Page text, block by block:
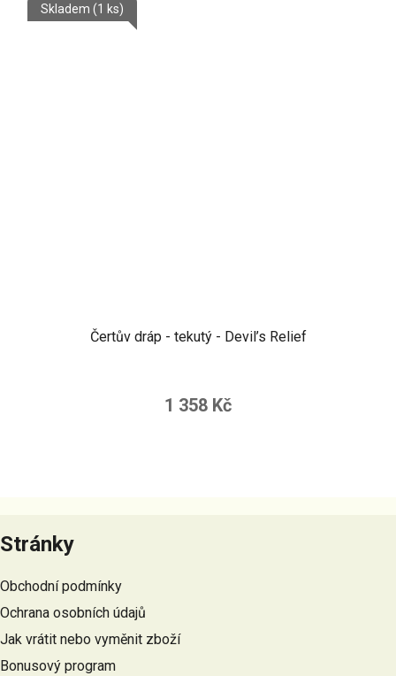
Čertův dráp - tekutý - Devil’s Relief
Skladem (1 ks)
1 358 Kč
á
p
a
t
í
Stránky
Obchodní podmínky
Ochrana osobních údajů
Jak vrátit nebo vyměnit zboží
Bonusový program